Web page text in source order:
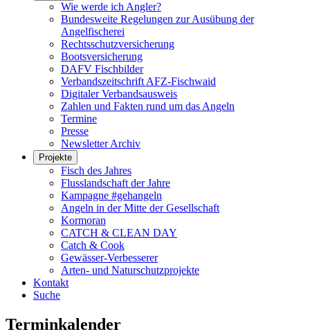
Wie werde ich Angler?
Bundesweite Regelungen zur Ausübung der
Angelfischerei
Rechtsschutzversicherung
Bootsversicherung
DAFV Fischbilder
Verbandszeitschrift AFZ-Fischwaid
Digitaler Verbandsausweis
Zahlen und Fakten rund um das Angeln
Termine
Presse
Newsletter Archiv
Projekte
Fisch des Jahres
Flusslandschaft der Jahre
Kampagne #gehangeln
Angeln in der Mitte der Gesellschaft
Kormoran
CATCH & CLEAN DAY
Catch & Cook
Gewässer-Verbesserer
Arten- und Naturschutzprojekte
Kontakt
Suche
Terminkalender